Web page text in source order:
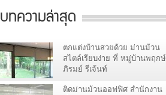
บทความล่าสุด
ตกแต่งบ้านสวยด้วย ม่านม้วน
สไตล์เรียบง่าย ที่ หมู่บ้านพฤกษ์
ภิรมย์ รีเจ้นท์
ติดม่านม้วนออฟฟิศ สำนักงาน